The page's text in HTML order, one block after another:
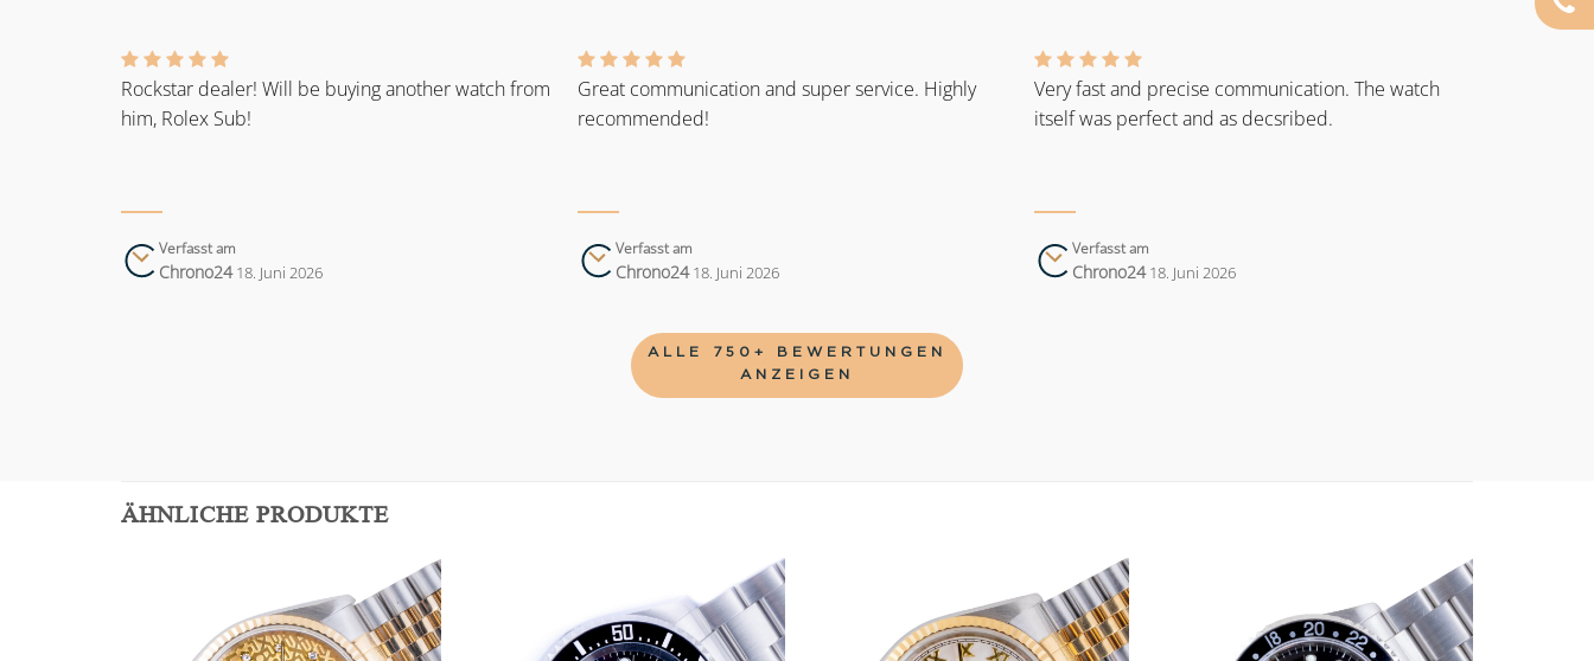
Rockstar dealer! Will be buying another watch from
him, Rolex Sub!
Verfasst am
Chrono24 18. Juni 2026
Great communication and super service. Highly
recommended!
Verfasst am
Chrono24 18. Juni 2026
Very fast and precise communication. The watch
itself was perfect and as decsribed.
Verfasst am
Chrono24 18. Juni 2026
ALLE 750+ BEWERTUNGEN
ANZEIGEN
ÄHNLICHE PRODUKTE
Add to
wishlist
Add to
wishlist
Add to
wishlist
Add to
wishlist